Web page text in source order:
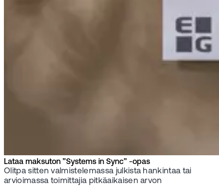
Lataa maksuton ”Systems in Sync” -opas
Olitpa sitten valmistelemassa julkista hankintaa tai
arvioimassa toimittajia pitkäaikaisen arvon